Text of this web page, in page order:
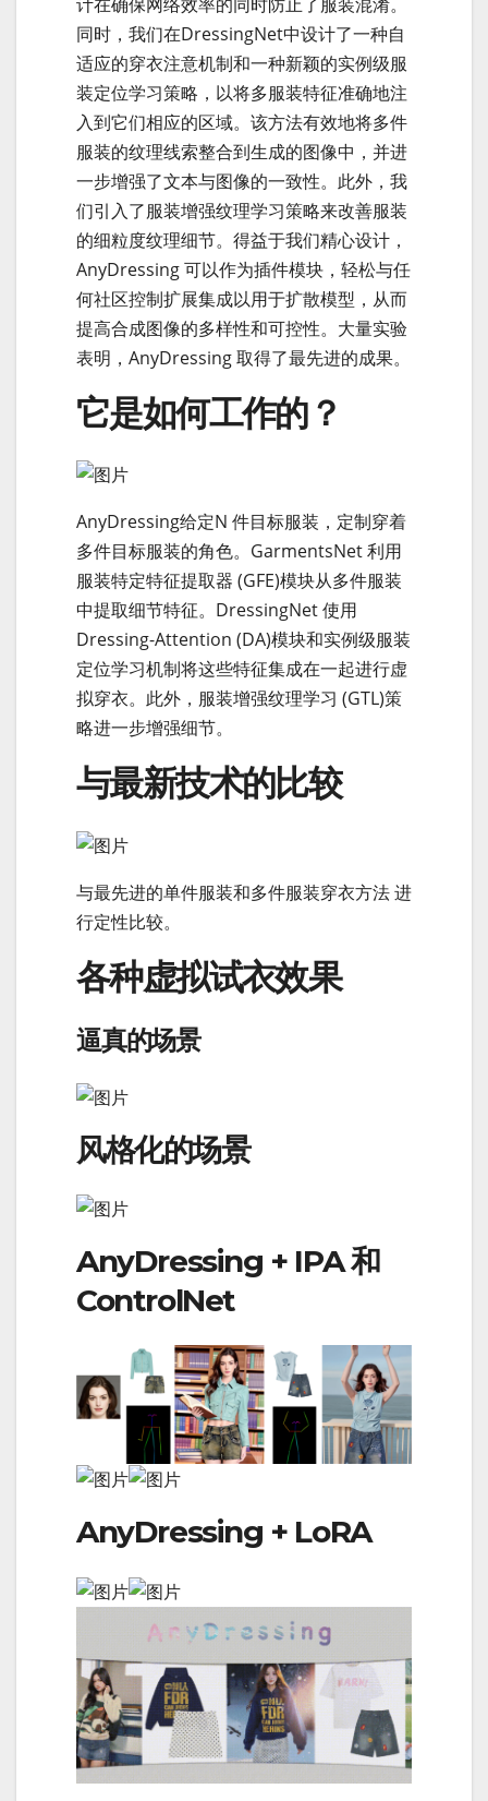
同时，我们在DressingNet中设计了一种自
适应的穿衣注意机制和一种新颖的实例级服
装定位学习策略，以将多服装特征准确地注
入到它们相应的区域。该方法有效地将多件
服装的纹理线索整合到生成的图像中，并进
一步增强了文本与图像的一致性。此外，我
们引入了服装增强纹理学习策略来改善服装
的细粒度纹理细节。得益于我们精心设计，
AnyDressing 可以作为插件模块，轻松与任
何社区控制扩展集成以用于扩散模型，从而
提高合成图像的多样性和可控性。大量实验
表明，AnyDressing 取得了最先进的成果。
它是如何工作的？
AnyDressing给定N 件目标服装，定制穿着
多件目标服装的角色。GarmentsNet 利用
服装特定特征提取器 (GFE)模块从多件服装
中提取细节特征。DressingNet 使用
Dressing-Attention (DA)模块和实例级服装
定位学习机制将这些特征集成在一起进行虚
拟穿衣。此外，服装增强纹理学习 (GTL)策
略进一步增强细节。
与最新技术的比较
与最先进的单件服装和多件服装穿衣方法 进
行定性比较。
各种虚拟试衣效果
逼真的场景
风格化的场景
AnyDressing + IPA 和
ControlNet
AnyDressing + LoRA